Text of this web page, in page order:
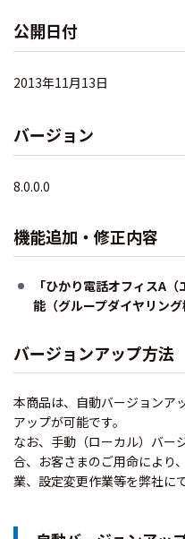
公開日付
2013年11月13日
バージョン
8.0.0.0
機能追加・修正内容
「ひかり電話オフィスA
能（グループダイヤリング
バージョンアップ方法
本商品は、自動バージョンア
アップが可能です。
なお、手動（ローカル）バー
合、お客さまのご用命により
業、設定変更作業等を弊社に